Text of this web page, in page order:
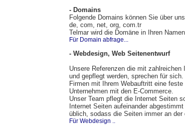
- Domains
Folgende Domains können Sie über
de, com, net, org, com.tr
Telmar wird die Domäne in Ihren
Für Domain abfrage...
- Webdesign, Web Seitenentwurf
Unsere Referenzen die mit
und gepflegt werden, sprechen für
Firmen mit Ihrem Webauftritt eine
Unternehmen mit den E-Commerce.
Unser Team pflegt die Internet Seiten
Internet Seiten aufeinander
üblich, sodass die Seiten immer an der
Für Webdesign ..